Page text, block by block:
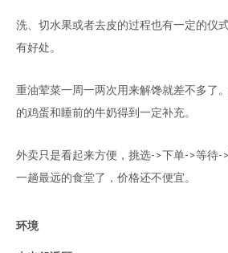
洗、切水果或者去皮的过程也有一定的仪
有好处。
重油荤菜一周一两次用来解馋就差不多了
的鸡蛋和睡前的牛奶得到一定补充。
外卖只是看起来方便，挑选->下单->等待-
一趟最远的食堂了，价格还不便宜。
环境